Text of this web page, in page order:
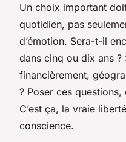
Un choix important
quotidien, pas
d’émotion. Sera-t-il
dans cinq ou dix ans
financièrement,
? Poser ces questions,
C’est ça, la vraie
conscience.